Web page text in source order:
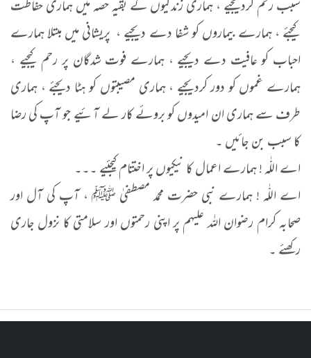
سبب رحم کردیجیے ، ہماری زندگیوں کے بقیہ حصہ میں ہماری حفاظت
کیجئے ، ہمارے بیماروں کو شفا دے دیجیے ، پریشانی میں مبتلا ہمارے
احباب کو عافیت دے دیجیے ، ہمارے فوت شدگان پر رحم کیجیے ،
ہمارے غموں کو دور کردیجیے ، ہماری مصیبتوں کو ہٹا دیجئے ، ہماری
طرف سے ہماری ان امیدوں کو بروئے کار لے آئیے جو آپ کی رضا
کا سبب بن جائیں ۔
اے اللّٰہ ! ہمارے اعمال کا نیکیوں پر اختتام کیجئیے ۔۔۔
اے اللّٰہ ! ہمارے نبی حضرت محمد مصطفیٰ ﷺ ، آپ کی آل اور
صحابہ کرام رضوان اللہ علیہم پر اپنی رحمتوں اور سلامتی کا نزول جاری
رکھئے ۔